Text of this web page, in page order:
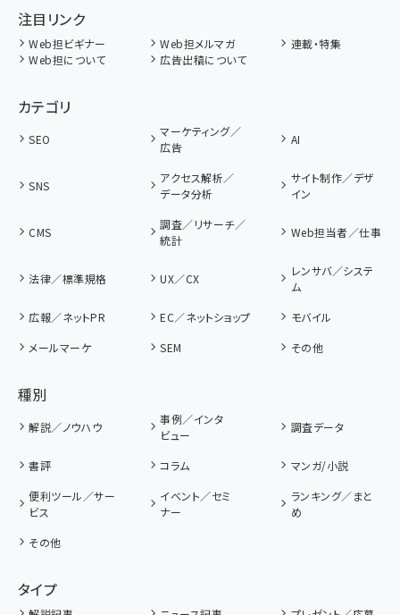
注目リンク
Web担ビギナー Web担メルマガ
連載・特集
Web担について
広告出稿について
カテゴリ
SEO
マーケティング／
広告
AI
SNS
アクセス解析／
データ分析
サイト制作／デザ
イン
CMS
調査／リサーチ／
統計
Web担当者／仕事
法律／標準規格 UX／CX
レンサバ／システ
ム
広報／ネットPR
EC／ネットショップ
モバイル
メールマーケ
SEM その他
種別
解説／ノウハウ
事例／インタ
ビュー
調査データ
書評 コラム
マンガ/小説
便利ツール／サー
ビス
イベント／セミ
ナー
ランキング／まと
め
その他
タイプ